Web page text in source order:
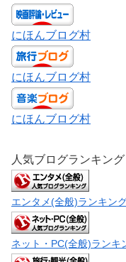
にほんブログ村
にほんブログ村
にほんブログ村
人気ブログランキング
エンタメ(全般)ランキン
ネット・PC(全般)ランキ